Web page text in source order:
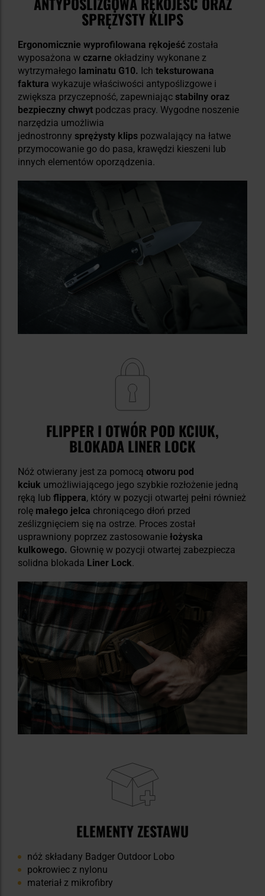
SPRĘŻYSTY KLIPS
Ergonomicznie wyprofilowana rękojeść została
wyposażona w czarne okładziny wykonane z
wytrzymałego laminatu G10. Ich teksturowana
faktura wykazuje właściwości antypoślizgowe i
zwiększa przyczepność, zapewniając stabilny oraz
bezpieczny chwyt podczas pracy. Wygodne noszenie
narzędzia umożliwia
jednostronny sprężysty klips pozwalający na łatwe
przymocowanie go do pasa, krawędzi kieszeni lub
innych elementów oporządzenia.
FLIPPER I OTWÓR POD KCIUK,
BLOKADA LINER LOCK
Nóż otwierany jest za pomocą otworu pod
kciuk umożliwiającego jego szybkie rozłożenie jedną
ręką lub flippera, który w pozycji otwartej pełni również
rolę małego jelca chroniącego dłoń przed
ześlizgnięciem się na ostrze. Proces został
usprawniony poprzez zastosowanie łożyska
kulkowego. Głownię w pozycji otwartej zabezpiecza
solidna blokada Liner Lock.
ELEMENTY ZESTAWU
nóż składany Badger Outdoor Lobo
pokrowiec z nylonu
materiał z mikrofibry